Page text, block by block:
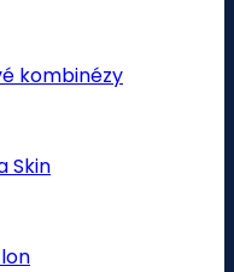
kombinézy
Skin